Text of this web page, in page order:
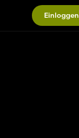
Einloggen